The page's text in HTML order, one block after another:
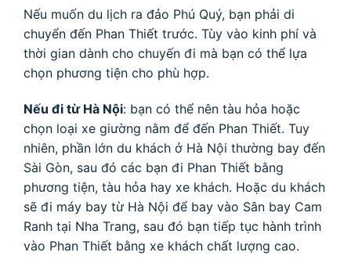
Nếu muốn du lịch ra đảo Phú Quý, bạn phải di
chuyển đến Phan Thiết trước. Tùy vào kinh phí và
thời gian dành cho chuyến đi mà bạn có thể lựa
chọn phương tiện cho phù hợp.
Nếu đi từ Hà Nội: bạn có thể nên tàu hỏa hoặc
chọn loại xe giường nằm để đến Phan Thiết. Tuy
nhiên, phần lớn du khách ở Hà Nội thường bay đến
Sài Gòn, sau đó các bạn đi Phan Thiết bằng
phương tiện, tàu hỏa hay xe khách. Hoặc du khách
sẽ đi máy bay từ Hà Nội để bay vào Sân bay Cam
Ranh tại Nha Trang, sau đó bạn tiếp tục hành trình
vào Phan Thiết bằng xe khách chất lượng cao.